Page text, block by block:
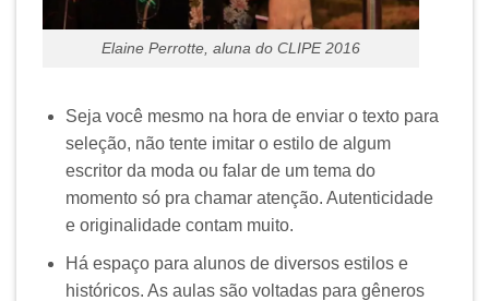
Elaine Perrotte, aluna do CLIPE 2016
Seja você mesmo na hora de enviar o texto para
seleção, não tente imitar o estilo de algum
escritor da moda ou falar de um tema do
momento só pra chamar atenção. Autenticidade
e originalidade contam muito.
Há espaço para alunos de diversos estilos e
históricos. As aulas são voltadas para gêneros